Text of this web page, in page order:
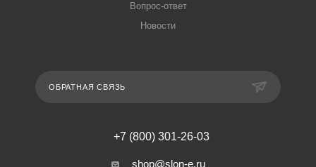
Вопрос-ответ
Новости
ОБРАТНАЯ СВЯЗЬ
+7 (800) 301-26-03
shop@slon-e.ru